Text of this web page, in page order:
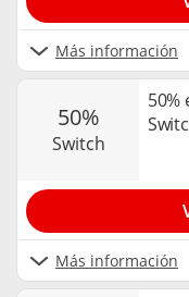
Más información
50%
switch
50%
Más información